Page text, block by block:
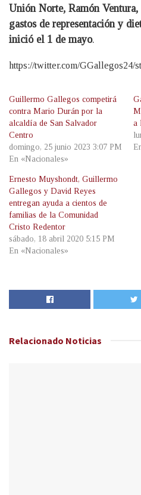
Unión Norte, Ramón
gastos de representación y
inició el 1 de mayo.
https://twitter.com/GGallegos24/
Guillermo Gallegos competirá
contra Mario Durán por la
alcaldía de San Salvador
Centro
domingo, 25 junio 2023 3:07 PM
En «Nacionales»
a
Ernesto Muyshondt, Guillermo
Gallegos y David Reyes
entregan ayuda a cientos de
familias de la Comunidad
Cristo Redentor
sábado, 18 abril 2020 5:15 PM
En «Nacionales»
Relacionado Noticias